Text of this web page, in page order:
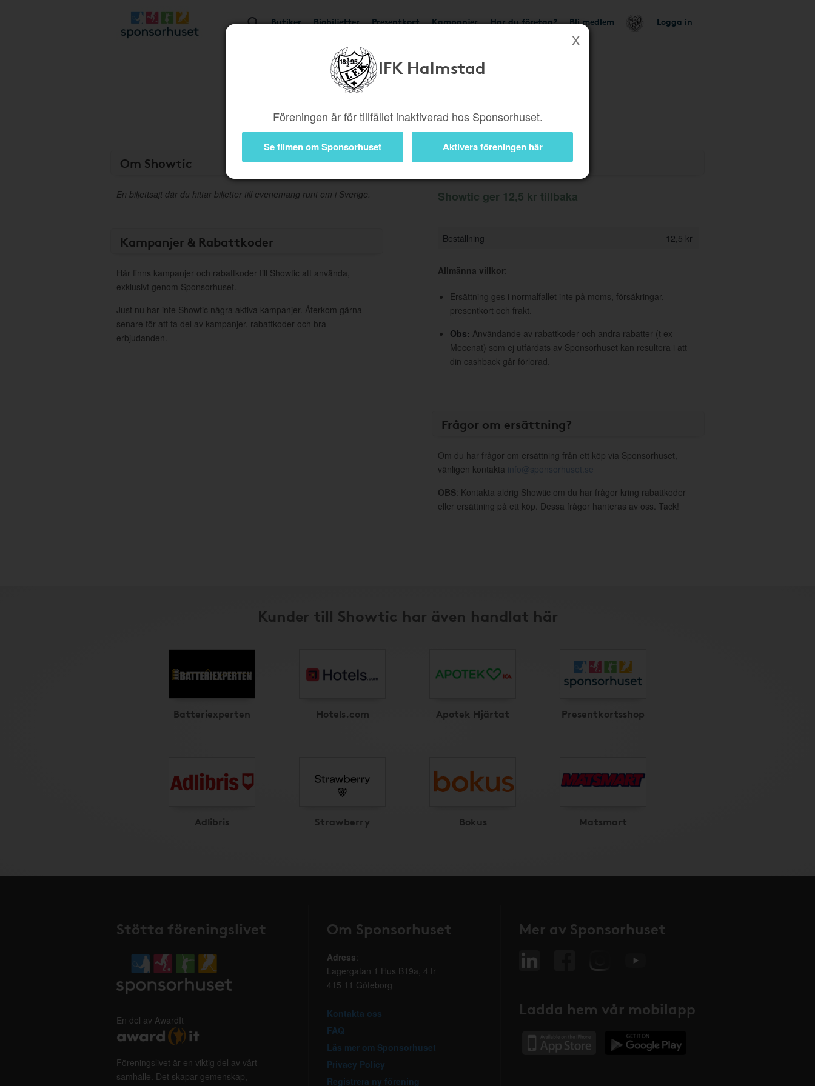
Butiker Biobiljetter Presentkort Kampanjer Har du företag? Bli medlem Logga in
IFK Halmstad
Föreningen är för tillfället inaktiverad hos Sponsorhuset.
Se filmen om Sponsorhuset Aktivera föreningen här
Ger 12,5 kr
Om Showtic
En biljettsajt där du hittar biljetter till evenemang runt om i Sverige.
Kampanjer & Rabattkoder
Här finns kampanjer och rabattkoder till Showtic att använda,
exklusivt genom Sponsorhuset.
Just nu har inte Showtic några aktiva kampanjer. Återkom gärna
senare för att ta del av kampanjer, rabattkoder och bra
erbjudanden.
Information
Showtic ger 12,5 kr tillbaka
Beställning 12,5 kr
Allmänna villkor:
Ersättning ges i normalfallet inte på moms, försäkringar,
presentkort och frakt.
Obs: Användande av rabattkoder och andra rabatter (t ex
Mecenat) som ej utfärdats av Sponsorhuset kan resultera i att
din cashback går förlorad.
Frågor om ersättning?
Om du har frågor om ersättning från ett köp via Sponsorhuset,
vänligen kontakta info@sponsorhuset.se
OBS: Kontakta aldrig Showtic om du har frågor kring rabattkoder
eller ersättning på ett köp. Dessa frågor hanteras av oss. Tack!
Kunder till Showtic har även handlat här
Batteriexperten Hotels.com Apotek Hjärtat Presentkortsshop
Adlibris Strawberry Bokus Matsmart
Stötta föreningslivet
En del av AwardIt
Föreningslivet är en viktig del av vårt
samhälle. Det skapar gemenskap,
Om Sponsorhuset
Adress:
Lagergatan 1 Hus B19a, 4 tr
415 11 Göteborg
Kontakta oss
FAQ
Läs mer om Sponsorhuset
Privacy Policy
Registrera ny förening
Mer av Sponsorhuset
Ladda hem vår mobilapp